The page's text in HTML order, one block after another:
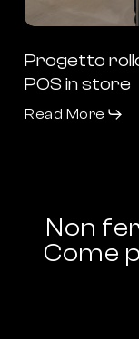
Progetto
POS in store
Read More
Non
Come